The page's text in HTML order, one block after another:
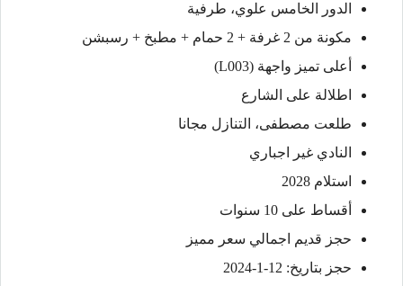
الدور الخامس علوي، طرفية
مكونة من 2 غرفة + 2 حمام + مطبخ + رسبشن
أعلى تميز واجهة (L003)
اطلالة على الشارع
طلعت مصطفى، التنازل مجانا
النادي غير اجباري
استلام 2028
أقساط على 10 سنوات
حجز قديم اجمالي سعر مميز
حجز بتاريخ: 12-1-2024